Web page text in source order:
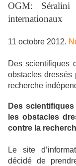
OGM: Séralini
internationaux
11 octobre 2012.
Des scientifiques
obstacles dressés
recherche
Des
les obstacles
contre la
Le site
décidé de